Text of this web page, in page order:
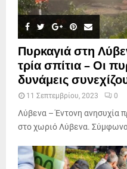
Πυρκαγιά στη
τρία σπίτια – Οι
δυνάμεις
11 Σεπτεμβρίου, 2023 0
Λύβενα – Έντονη ανησυχία
στο χωριό Λύβενα.